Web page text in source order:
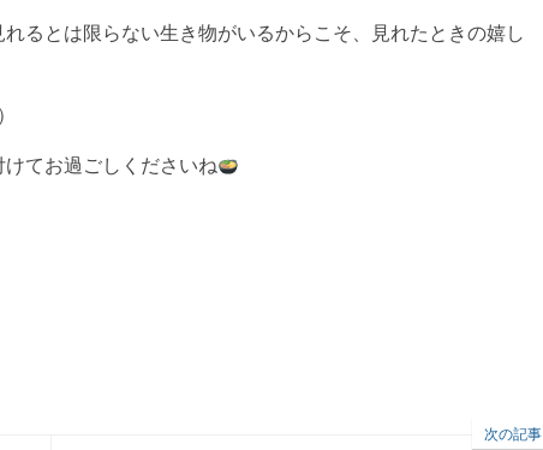
るとは限らない生き物がいるからこそ、見れたときの嬉し
てお過ごしくださいね
次の記事